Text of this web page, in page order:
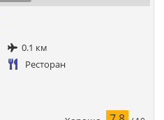
0.1 км
Ресторан